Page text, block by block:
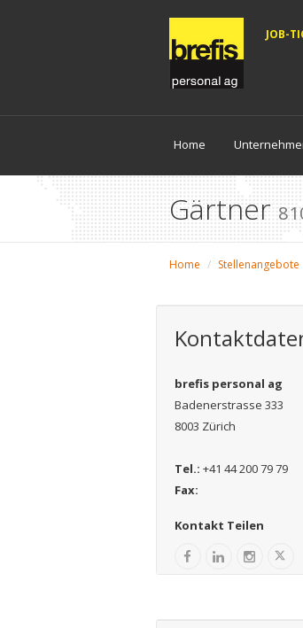
JOB-
Home
Gärtner
Home Stellenangebote
brefis personal ag
Badenerstrasse 333
8003 Zürich
Tel.: +41 44 200 79 79
Fax:
Kontakt Teilen